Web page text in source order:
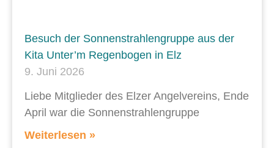
Besuch der Sonnenstrahlengruppe aus der
Kita Unter’m Regenbogen in Elz
9. Juni 2026
Liebe Mitglieder des Elzer Angelvereins, Ende
April war die Sonnenstrahlengruppe
Weiterlesen »